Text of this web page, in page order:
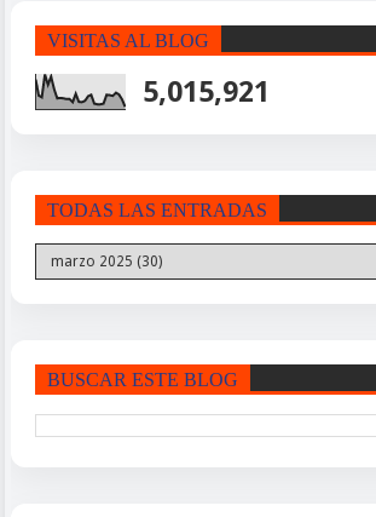
VISITAS AL BLOG
5,015,921
TODAS LAS ENTRADAS
BUSCAR ESTE BLOG